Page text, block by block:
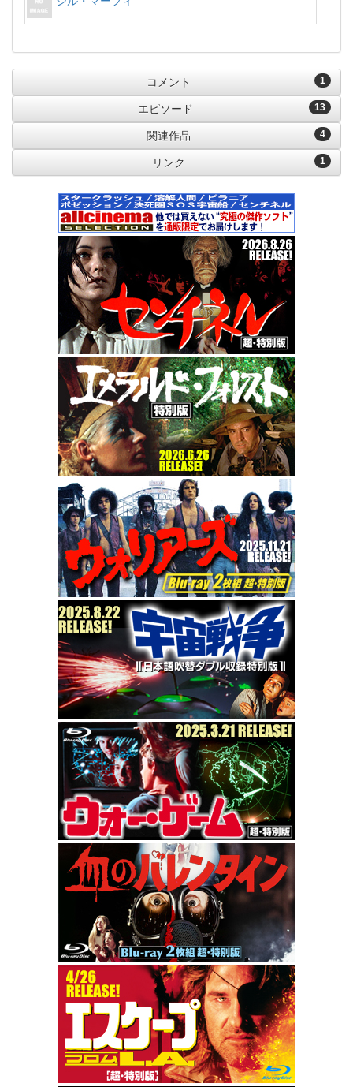
1
コメント
13
エピソード
4
関連作品
1
リンク